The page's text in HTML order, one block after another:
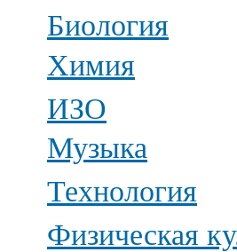
Биология
Химия
ИЗО
Музыка
Технология
Физическая